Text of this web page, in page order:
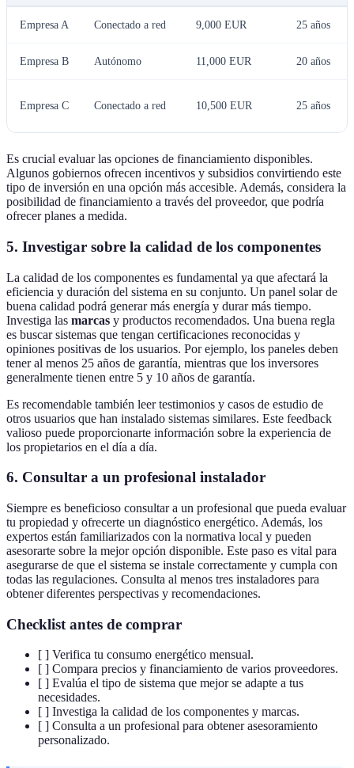
Empresa A Conectado a red 9,000 EUR 25 años
Empresa B Autónomo 11,000 EUR 20 años
Empresa C Conectado a red 10,500 EUR 25 años
Es crucial evaluar las opciones de financiamiento disponibles.
Algunos gobiernos ofrecen incentivos y subsidios convirtiendo este
tipo de inversión en una opción más accesible. Además, considera la
posibilidad de financiamiento a través del proveedor, que podría
ofrecer planes a medida.
5. Investigar sobre la calidad de los componentes
La calidad de los componentes es fundamental ya que afectará la
eficiencia y duración del sistema en su conjunto. Un panel solar de
buena calidad podrá generar más energía y durar más tiempo.
Investiga las marcas y productos recomendados. Una buena regla
es buscar sistemas que tengan certificaciones reconocidas y
opiniones positivas de los usuarios. Por ejemplo, los paneles deben
tener al menos 25 años de garantía, mientras que los inversores
generalmente tienen entre 5 y 10 años de garantía.
Es recomendable también leer testimonios y casos de estudio de
otros usuarios que han instalado sistemas similares. Este feedback
valioso puede proporcionarte información sobre la experiencia de
los propietarios en el día a día.
6. Consultar a un profesional instalador
Siempre es beneficioso consultar a un profesional que pueda evaluar
tu propiedad y ofrecerte un diagnóstico energético. Además, los
expertos están familiarizados con la normativa local y pueden
asesorarte sobre la mejor opción disponible. Este paso es vital para
asegurarse de que el sistema se instale correctamente y cumpla con
todas las regulaciones. Consulta al menos tres instaladores para
obtener diferentes perspectivas y recomendaciones.
Checklist antes de comprar
[ ] Verifica tu consumo energético mensual.
[ ] Compara precios y financiamiento de varios proveedores.
[ ] Evalúa el tipo de sistema que mejor se adapte a tus
necesidades.
[ ] Investiga la calidad de los componentes y marcas.
[ ] Consulta a un profesional para obtener asesoramiento
personalizado.